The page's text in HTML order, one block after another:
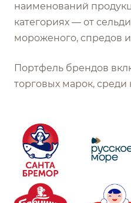
наименований
категориях — от
мороженого, спредов
Портфель брендов
торговых марок, среди